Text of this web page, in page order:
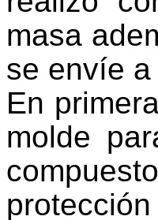
masa
se envíe
En
molde